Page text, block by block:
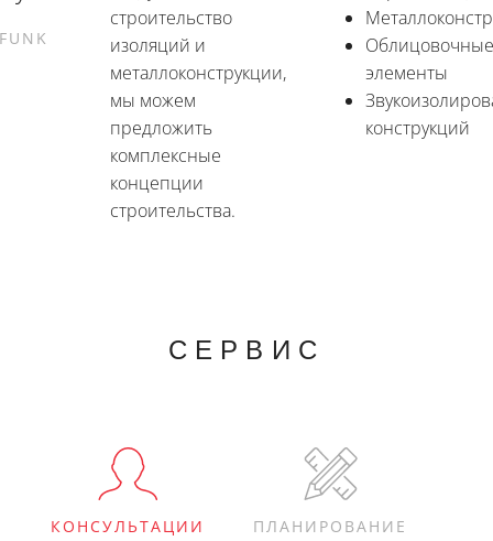
строительство
изоляций и
металлоконструкции,
мы можем
предложить
комплексные
концепции
строительства.
Облицовочные
элементы
конструкций
СЕРВИС
КОНСУЛЬТАЦИИ ПЛАНИРОВАНИЕ